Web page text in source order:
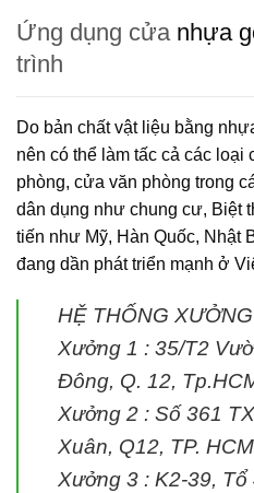
Ứng dụng cửa nhựa
trình
Do bản chất vật liệu bằng
nên có thể làm tấc cả các loại
phòng, cửa văn phòng trong
dân dụng như chung cư, Biệt
tiến như Mỹ, Hàn Quốc, Nhật
đang dần phát triển mạnh ở
HỆ THỐNG
Xưởng 1 : 35/T2
Đông, Q. 12,
Xưởng 2 : Số 361
Xuân, Q12, TP.
Xưởng 3 : K2-39, Tổ